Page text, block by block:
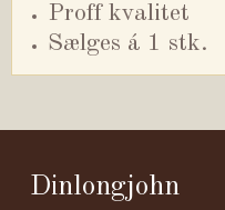
Proff kvalitet
Sælges á 1 stk.
Dinlongjohn